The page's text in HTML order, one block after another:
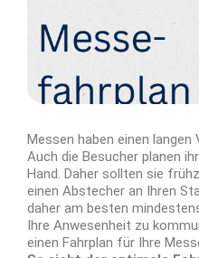
Messen haben einen
Auch die Besucher planen
Hand. Daher sollten sie
einen Abstecher an Ihren
daher am besten
Ihre Anwesenheit zu
einen Fahrplan für Ihre